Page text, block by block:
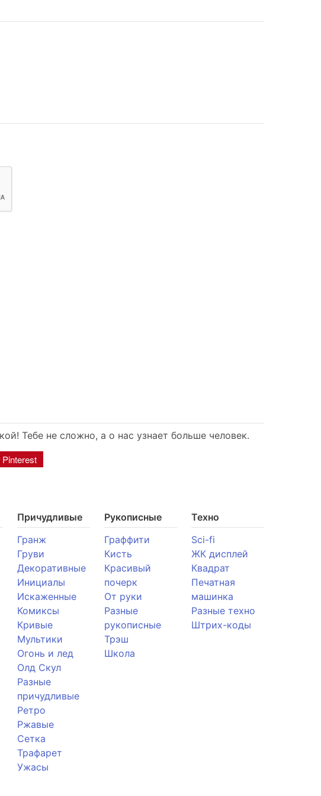
Тебе не сложно, а о нас узнает больше человек.
Pinterest
Причудливые
Гранж
Груви
Декоративные
Инициалы
Искаженные
Комиксы
Кривые
Мультики
Огонь и лед
Олд Скул
Разные
причудливые
Ретро
Ржавые
Сетка
Трафарет
Ужасы
Рукописные
Граффити
Кисть
Красивый
почерк
От руки
Разные
рукописные
Трэш
Школа
Техно
Sci-fi
ЖК дисплей
Квадрат
Печатная
машинка
Разные техно
Штрих-коды